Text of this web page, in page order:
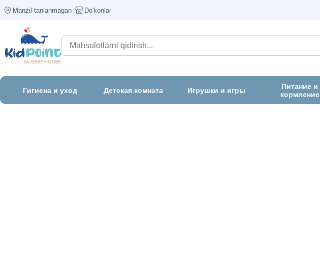
Manzil tanlanmagan Do'konlar
Гигиена и уход Детская комната Игрушки и игры
Питание и
кормление